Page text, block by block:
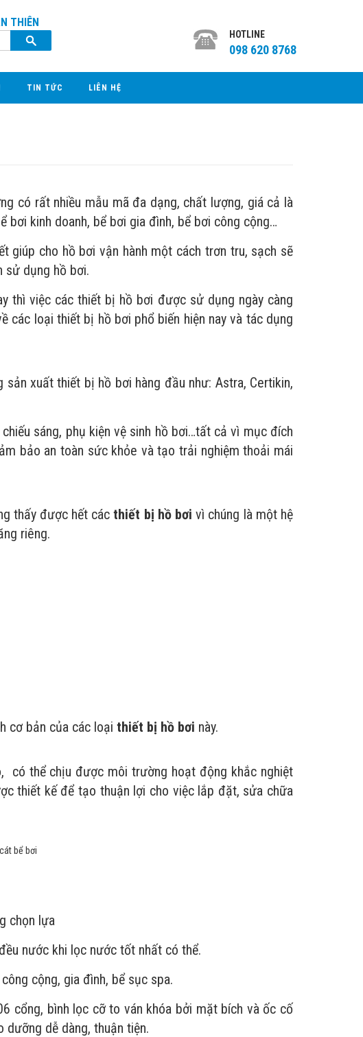
THIÊN
HOTLINE
098 620 8768
TIN TỨC LIÊN HỆ
có rất nhiều mẫu mã đa dạng, chất lượng, giá cả là
bơi kinh doanh, bể bơi gia đình, bể bơi công cộng…
giúp cho hồ bơi vận hành một cách trơn tru, sạch sẽ
sử dụng hồ bơi.
việc các thiết bị hồ bơi được sử dụng ngày càng
các loại thiết bị hồ bơi phổ biến hiện nay và tác dụng
xuất thiết bị hồ bơi hàng đầu như: Astra, Certikin,
sáng, phụ kiện vệ sinh hồ bơi…tất cả vì mục đích
bảo an toàn sức khỏe và tạo trải nghiệm thoải mái
thấy được hết cácthiết bị hồ bơi vì chúng là một hệ
riêng.
cơ bản của các loại thiết bị hồ bơi này.
thể chịu được môi trường hoạt động khắc nghiệt
thiết kế để tạo thuận lợi cho việc lắp đặt, sửa chữa
bể bơi
chọn lựa
nước khi lọc nước tốt nhất có thể.
cộng, gia đình, bể sục spa.
cổng, bình lọc cỡ to ván khóa bởi mặt bích và ốc cố
dễ dàng, thuận tiện.